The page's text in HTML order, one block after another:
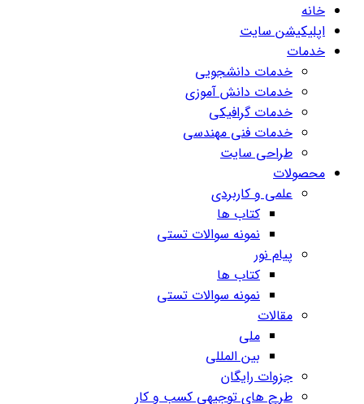
خانه
اپلیکیشن سایت
خدمات
خدمات دانشجویی
خدمات دانش آموزی
خدمات گرافیکی
خدمات فنی مهندسی
طراحی سایت
محصولات
علمی و کاربردی
کتاب ها
نمونه سوالات تستی
پیام نور
کتاب ها
نمونه سوالات تستی
مقالات
ملی
بین المللی
جزوات رایگان
طرح های توجیهی کسب و کار